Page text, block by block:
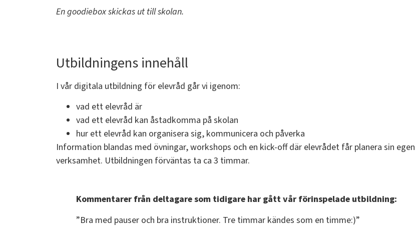
En goodiebox skickas ut till skolan.
Utbildningens innehåll
I vår digitala utbildning för elevråd går vi igenom:
vad ett elevråd är
vad ett elevråd kan åstadkomma på skolan
hur ett elevråd kan organisera sig, kommunicera och påverka
Information blandas med övningar, workshops och en kick-off där elevrådet får planera sin egen
verksamhet. Utbildningen förväntas ta ca 3 timmar.
Kommentarer från deltagare som tidigare har gått vår förinspelade utbildning:
”Bra med pauser och bra instruktioner. Tre timmar kändes som en timme:)”